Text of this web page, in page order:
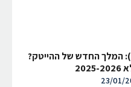
מהנדסי חומרה (Chip Design): המלך החדש של ההייטק?
23/01/